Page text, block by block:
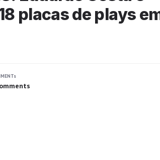
placas de plays